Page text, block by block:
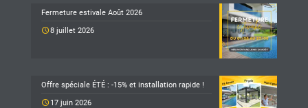
Fermeture estivale Août 2026
8 juillet 2026
Offre spéciale ÉTÉ : -15% et installation rapide !
17 juin 2026